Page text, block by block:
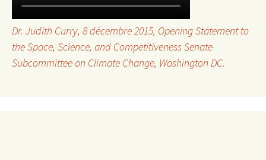
Dr. Judith Curry, 8 décembre 2015, Opening Statement to
the Space, Science, and Competitiveness Senate
Subcommittee on Climate Change, Washington DC.